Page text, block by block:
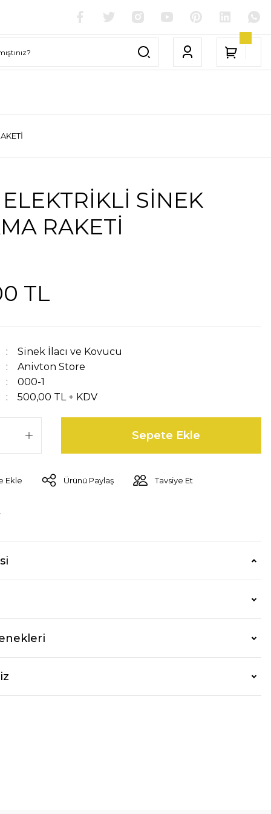
SİNEK
RAKETİ
TL
Sinek İlacı ve Kovucu
Anivton Store
000-1
500,00 TL + KDV
Sepete Ekle
Ürünü Paylaş Tavsiye Et